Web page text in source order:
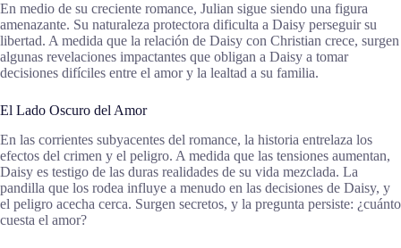
En medio de su creciente romance, Julian sigue siendo una figura
amenazante. Su naturaleza protectora dificulta a Daisy perseguir su
libertad. A medida que la relación de Daisy con Christian crece, surgen
algunas revelaciones impactantes que obligan a Daisy a tomar
decisiones difíciles entre el amor y la lealtad a su familia.
El Lado Oscuro del Amor
En las corrientes subyacentes del romance, la historia entrelaza los
efectos del crimen y el peligro. A medida que las tensiones aumentan,
Daisy es testigo de las duras realidades de su vida mezclada. La
pandilla que los rodea influye a menudo en las decisiones de Daisy, y
el peligro acecha cerca. Surgen secretos, y la pregunta persiste: ¿cuánto
cuesta el amor?